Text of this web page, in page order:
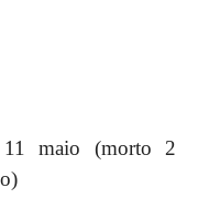
11 maio (morto 2